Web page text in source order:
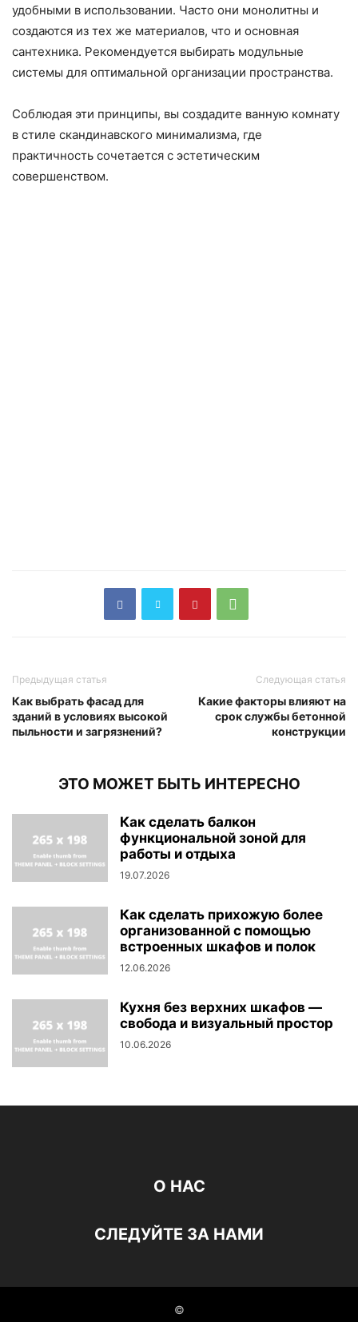
удобными в использовании. Часто они монолитны и
создаются из тех же материалов, что и основная
сантехника. Рекомендуется выбирать модульные
системы для оптимальной организации пространства.
Соблюдая эти принципы, вы создадите ванную комнату
в стиле скандинавского минимализма, где
практичность сочетается с эстетическим
совершенством.
Предыдущая статья
Как выбрать фасад для
зданий в условиях высокой
пыльности и загрязнений?
Следующая статья
Какие факторы влияют на
срок службы бетонной
конструкции
ЭТО МОЖЕТ БЫТЬ ИНТЕРЕСНО
Как сделать балкон
функциональной зоной для
работы и отдыха
19.07.2026
Как сделать прихожую более
организованной с помощью
встроенных шкафов и полок
12.06.2026
Кухня без верхних шкафов —
свобода и визуальный простор
10.06.2026
О НАС
СЛЕДУЙТЕ ЗА НАМИ
©